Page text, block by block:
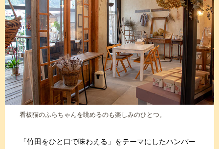
看板猫のふらちゃんを眺めるのも楽しみのひとつ。
「竹田をひと口で味わえる」をテーマにしたハンバー